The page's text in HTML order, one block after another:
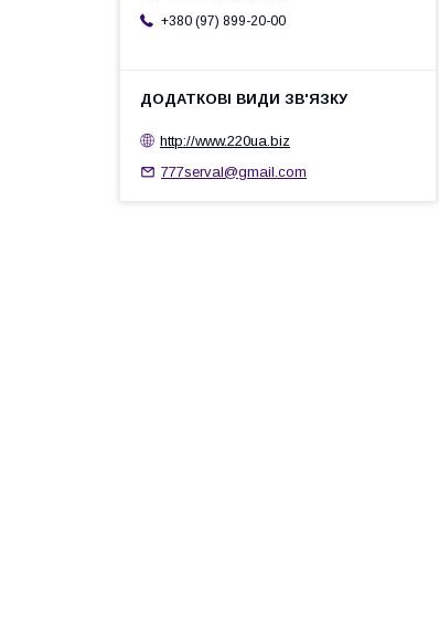
+380 (97) 899-20-00
http://www.220ua.biz
777serval@gmail.com